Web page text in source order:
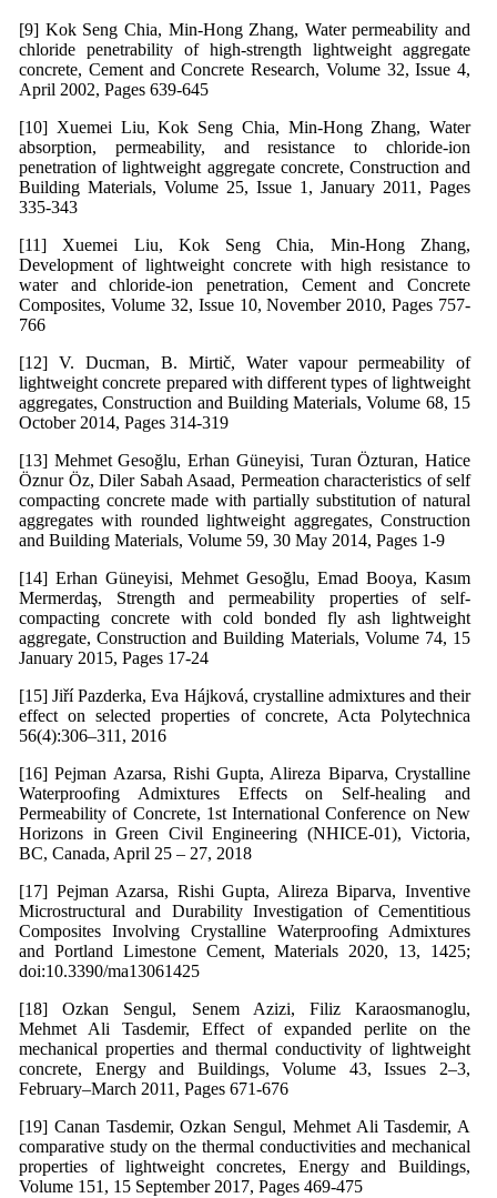
[9] Kok Seng Chia, Min-Hong Zhang, Water permeability and
chloride penetrability of high-strength lightweight aggregate
concrete, Cement and Concrete Research, Volume 32, Issue 4,
April 2002, Pages 639-645
[10] Xuemei Liu, Kok Seng Chia, Min-Hong Zhang, Water
absorption, permeability, and resistance to chloride-ion
penetration of lightweight aggregate concrete, Construction and
Building Materials, Volume 25, Issue 1, January 2011, Pages
335-343
[11] Xuemei Liu, Kok Seng Chia, Min-Hong Zhang,
Development of lightweight concrete with high resistance to
water and chloride-ion penetration, Cement and Concrete
Composites, Volume 32, Issue 10, November 2010, Pages 757-
766
[12] V. Ducman, B. Mirtič, Water vapour permeability of
lightweight concrete prepared with different types of lightweight
aggregates, Construction and Building Materials, Volume 68, 15
October 2014, Pages 314-319
[13] Mehmet Gesoğlu, Erhan Güneyisi, Turan Özturan, Hatice
Öznur Öz, Diler Sabah Asaad, Permeation characteristics of self
compacting concrete made with partially substitution of natural
aggregates with rounded lightweight aggregates, Construction
and Building Materials, Volume 59, 30 May 2014, Pages 1-9
[14] Erhan Güneyisi, Mehmet Gesoğlu, Emad Booya, Kasım
Mermerdaş, Strength and permeability properties of self-
compacting concrete with cold bonded fly ash lightweight
aggregate, Construction and Building Materials, Volume 74, 15
January 2015, Pages 17-24
[15] Jiří Pazderka, Eva Hájková, crystalline admixtures and their
effect on selected properties of concrete, Acta Polytechnica
56(4):306–311, 2016
[16] Pejman Azarsa, Rishi Gupta, Alireza Biparva, Crystalline
Waterproofing Admixtures Effects on Self-healing and
Permeability of Concrete, 1st International Conference on New
Horizons in Green Civil Engineering (NHICE-01), Victoria,
BC, Canada, April 25 – 27, 2018
[17] Pejman Azarsa, Rishi Gupta, Alireza Biparva, Inventive
Microstructural and Durability Investigation of Cementitious
Composites Involving Crystalline Waterproofing Admixtures
and Portland Limestone Cement, Materials 2020, 13, 1425;
doi:10.3390/ma13061425
[18] Ozkan Sengul, Senem Azizi, Filiz Karaosmanoglu,
Mehmet Ali Tasdemir, Effect of expanded perlite on the
mechanical properties and thermal conductivity of lightweight
concrete, Energy and Buildings, Volume 43, Issues 2–3,
February–March 2011, Pages 671-676
[19] Canan Tasdemir, Ozkan Sengul, Mehmet Ali Tasdemir, A
comparative study on the thermal conductivities and mechanical
properties of lightweight concretes, Energy and Buildings,
Volume 151, 15 September 2017, Pages 469-475